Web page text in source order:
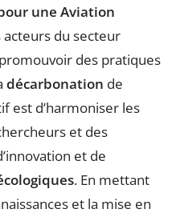
une Aviation
du secteur
des pratiques
décarbonation de
est d’harmoniser les
et des
et de
. En mettant
et la mise en